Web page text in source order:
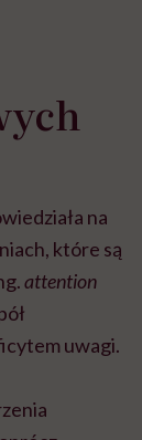
na
które są
attention
uwagi.